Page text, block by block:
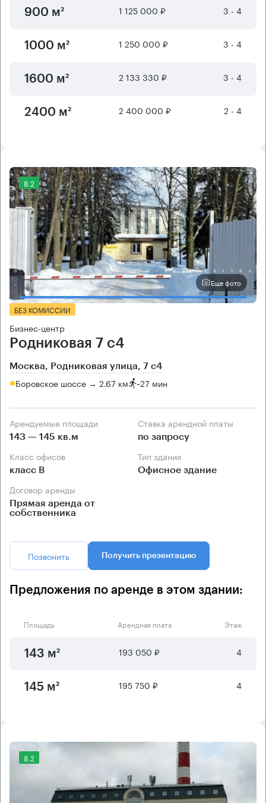
900 м² 1 125 000 ₽ 3 - 4
1000 м² 1 250 000 ₽ 3 - 4
1600 м² 2 133 330 ₽ 3 - 4
2400 м² 2 400 000 ₽ 2 - 4
8.2
Еще фото
БЕЗ КОМИССИИ
Бизнес-центр
Родниковая 7 с4
Москва, Родниковая улица, 7 с4
Боровское шоссе → 2.67 км ~27 мин
Арендуемые площади
143 — 145 кв.м
Ставка арендной платы
по запросу
Класс офисов
класс B
Тип здания
Офисное здание
Договор аренды
Прямая аренда от
собственника
Позвонить Получить презентацию
Предложения по аренде в этом здании:
Площадь Арендная плата Этаж
143 м² 193 050 ₽ 4
145 м² 195 750 ₽ 4
8.2